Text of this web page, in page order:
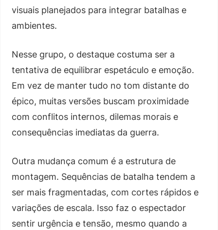
visuais planejados para integrar batalhas e
ambientes.
Nesse grupo, o destaque costuma ser a
tentativa de equilibrar espetáculo e emoção.
Em vez de manter tudo no tom distante do
épico, muitas versões buscam proximidade
com conflitos internos, dilemas morais e
consequências imediatas da guerra.
Outra mudança comum é a estrutura de
montagem. Sequências de batalha tendem a
ser mais fragmentadas, com cortes rápidos e
variações de escala. Isso faz o espectador
sentir urgência e tensão, mesmo quando a